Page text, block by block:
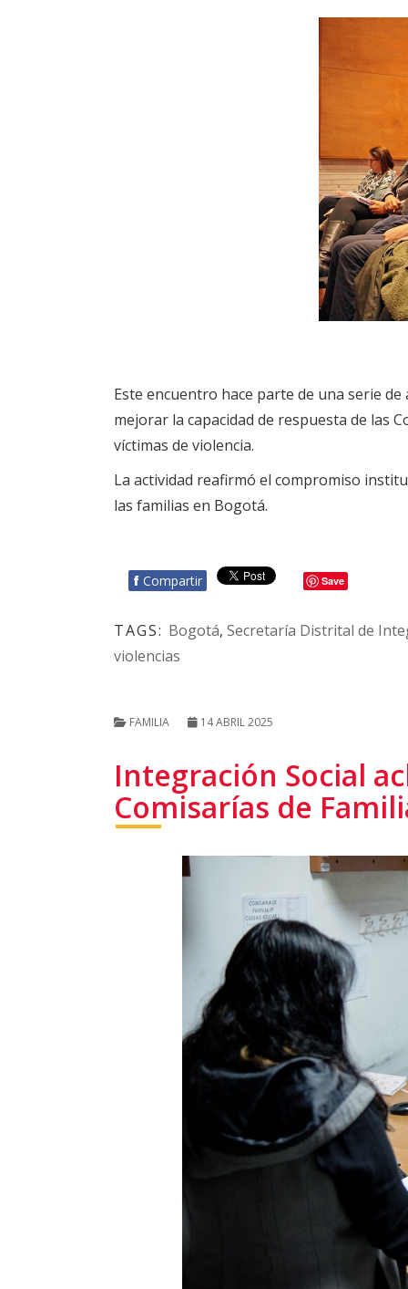
Este encuentro hace parte de una serie
mejorar la capacidad de respuesta de las
víctimas de violencia.
La actividad reafirmó el compromiso
las familias en Bogotá.
f Compartir Save
TAGS: Bogotá, Secretaría Distrital de
violencias
FAMILIA 14 ABRIL 2025
Integración Social
Comisarías de